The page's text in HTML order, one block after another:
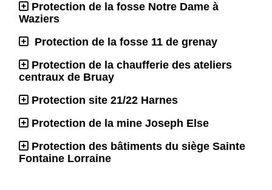
Protection de la fosse Notre Dame à
Waziers
Protection de la fosse 11 de grenay
Protection de la chaufferie des ateliers
centraux de Bruay
Protection site 21/22 Harnes
Protection de la mine Joseph Else
Protection des bâtiments du siège Sainte
Fontaine Lorraine